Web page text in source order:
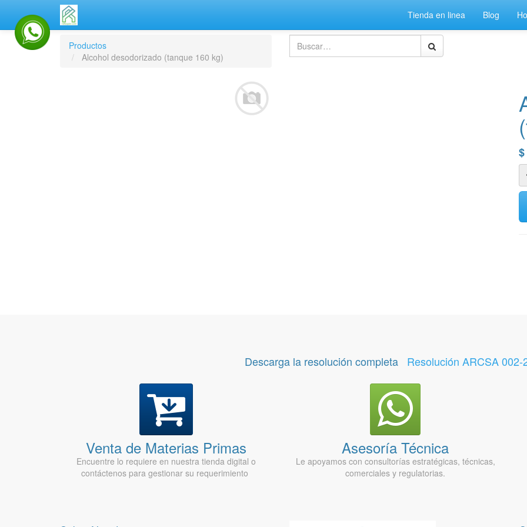
Tienda en linea Blog
Productos
Alcohol desodorizado (tanque 160 kg)
$
Descarga la resolución completa Resolución ARCSA 002-
Venta de Materias Primas
Encuentre lo requiere en nuestra tienda digital o
contáctenos para gestionar su requerimiento
Asesoría Técnica
Le apoyamos con consultorías estratégicas, técnicas,
comerciales y regulatorias.